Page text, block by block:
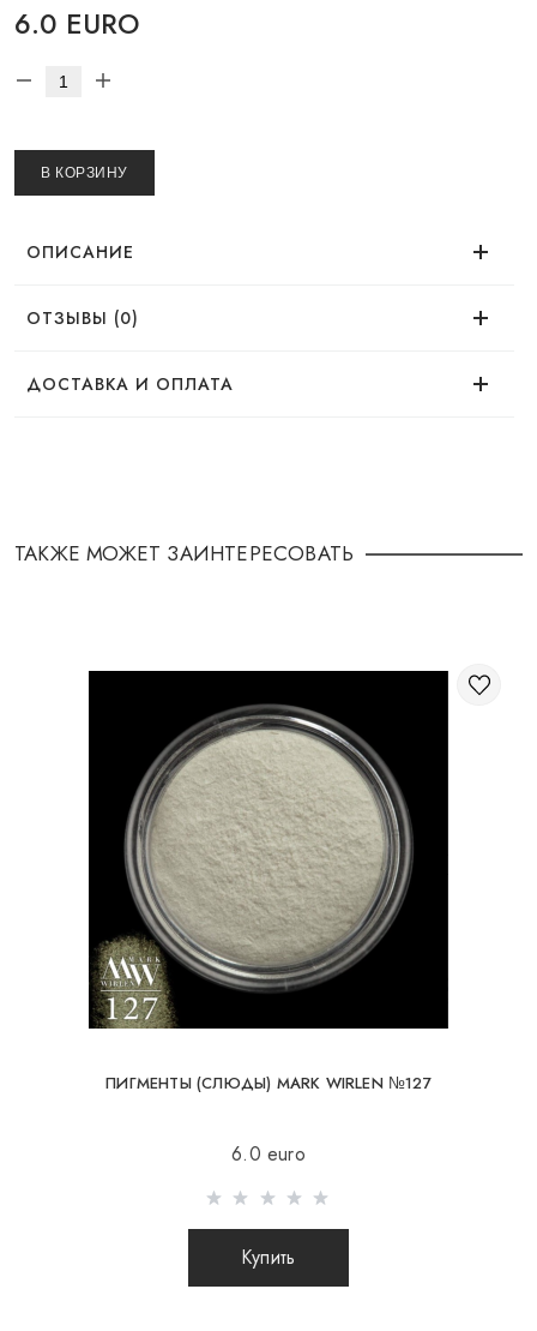
6.0 EURO
В КОРЗИНУ
ОПИСАНИЕ
ОТЗЫВЫ (0)
Нет отзывов об этом товаре.
ДОСТАВКА И ОПЛАТА
способом:
Международная доставка заказов
Вы можете заказать доставку заказа заграницу.
Доступные способы доставки международных посылок:
Международная доставка УкрПочтой; Международная
доставка Новой Почтой / Nova Post (Польша, Молдова,
Германия, Чехия, Литва, Румыния, Словакия, Эстония,
Латвия, Венгрия, Италия, Великобритания, Испания).
Бесплатная доставка возможна при заказе на
суму от 80Є
При заказе на суму до 80Є, стоимость доставки
посылки наложенным платежом не отправляются)
Отправка посылок заграницу происходит 2 раза в
ТАКЖЕ МОЖЕТ ЗАИНТЕРЕСОВАТЬ
ПИГМЕНТЫ (СЛЮДЫ) MARK WIRLEN №127
6.0 euro
Купить